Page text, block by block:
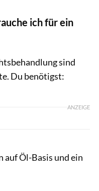
ich für ein
sind
Du benötigst:
ANZEIGE
auf Öl-Basis und ein